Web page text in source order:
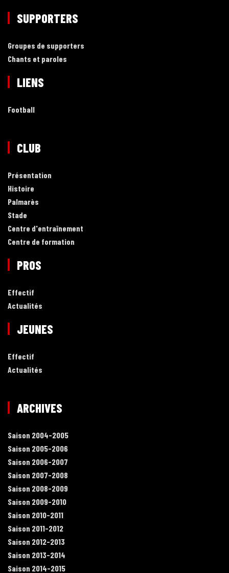
SUPPORTERS
Groupes de supporters
Chants et paroles
LIENS
Football
CLUB
Présentation
Histoire
Palmarès
Stade
Centre d'entraînement
Centre de formation
PROS
Effectif
Actualités
JEUNES
Effectif
Actualités
ARCHIVES
Saison 2004-2005
Saison 2005-2006
Saison 2006-2007
Saison 2007-2008
Saison 2008-2009
Saison 2009-2010
Saison 2010-2011
Saison 2011-2012
Saison 2012-2013
Saison 2013-2014
Saison 2014-2015